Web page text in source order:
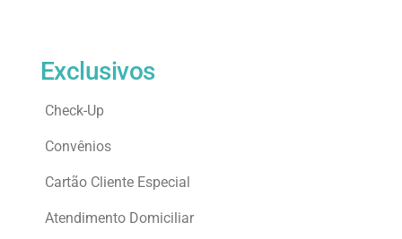
Exclusivos
Check-Up
Convênios
Cartão Cliente Especial
Atendimento Domiciliar